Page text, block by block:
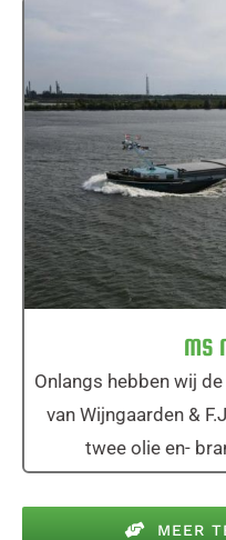
MS
MS
Onlangs hebben wij
van Wijngaarden &
twee olie en-
MEER